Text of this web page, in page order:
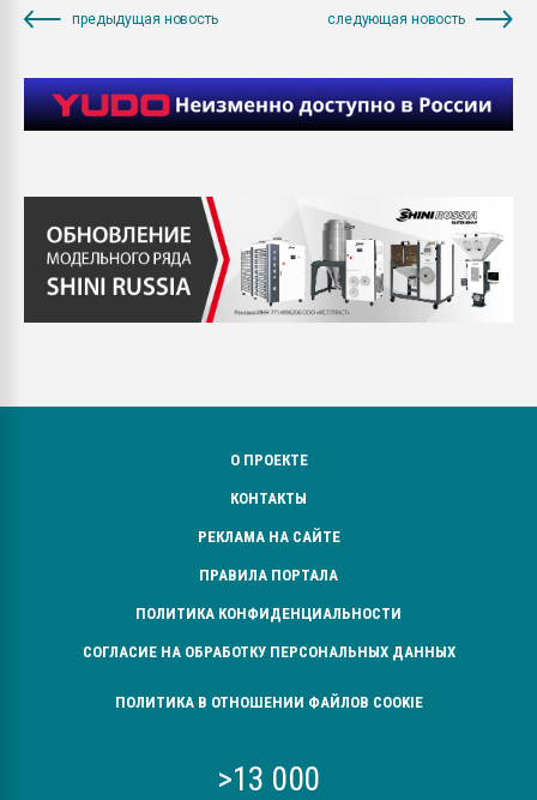
предыдущая новость следующая новость
О ПРОЕКТЕ
КОНТАКТЫ
РЕКЛАМА НА САЙТЕ
ПРАВИЛА ПОРТАЛА
ПОЛИТИКА КОНФИДЕНЦИАЛЬНОСТИ
СОГЛАСИЕ НА ОБРАБОТКУ ПЕРСОНАЛЬНЫХ ДАННЫХ
ПОЛИТИКА В ОТНОШЕНИИ ФАЙЛОВ COOKIE
>13 000